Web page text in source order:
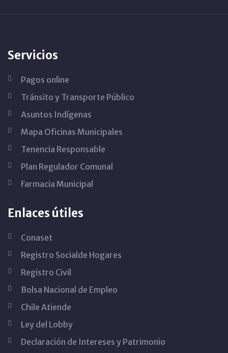
Servicios
Pagos online
Tránsito y Transporte Público
Asuntos Indígenas
Mapa Oficinas Municipales
Tenencia Responsable
Plan Regulador Comunal
Farmacia Municipal
Enlaces útiles
Conaset
Registro Socialde Hogares
Registro Civil
Bolsa Nacional de Empleo
Chile Atiende
Ley del Lobby
Declaración de Intereses y Patrimonio